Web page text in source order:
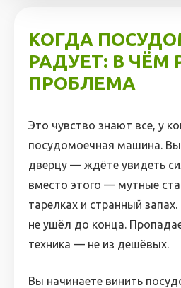
КОГДА
РАДУЕТ: В ЧЁМ
ПРОБЛЕМА
Это чувство знают все, у
посудомоечная машина.
дверцу — ждёте увидеть
вместо этого — мутные
тарелках и странный
не ушёл до конца.
техника — не из дешёвых.
Вы начинаете винить